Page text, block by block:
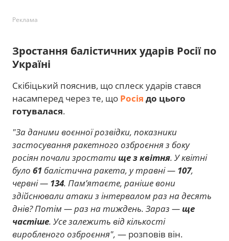
Реклама
Зростання балістичних ударів Росії по
Україні
Скібіцький пояснив, що сплеск ударів стався
насамперед через те, що Росія до цього
готувалася.
"За даними воєнної розвідки, показники
застосування ракетного озброєння з боку
росіян почали зростати ще з квітня. У квітні
було 61балістична ракета, у травні — 107,
червні — 134. Памʼятаєте, раніше вони
здійснювали атаки з інтервалом раз на десять
днів? Потім — раз на тиждень. Зараз — ще
частіше. Усе залежить від кількості
виробленого озброєння", — розповів він.